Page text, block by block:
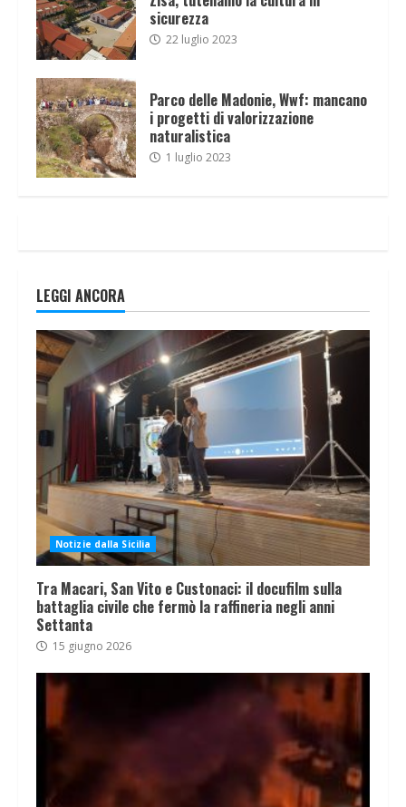
sicurezza
22 luglio 2023
Parco delle Madonie, Wwf: mancano
i progetti di valorizzazione
naturalistica
1 luglio 2023
LEGGI ANCORA
Notizie dalla Sicilia
Tra Macari, San Vito e Custonaci: il docufilm sulla
battaglia civile che fermò la raffineria negli anni
Settanta
15 giugno 2026